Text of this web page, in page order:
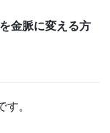
金脈に変える方
す。